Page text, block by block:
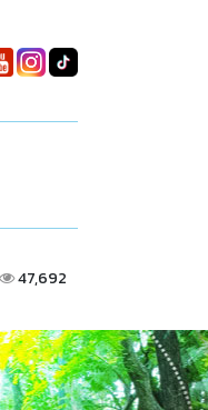
47,692